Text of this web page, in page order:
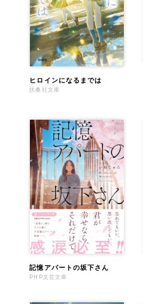
ヒロインになるまでは
扶桑社文庫
記憶アパートの坂下さん
PHP文芸文庫